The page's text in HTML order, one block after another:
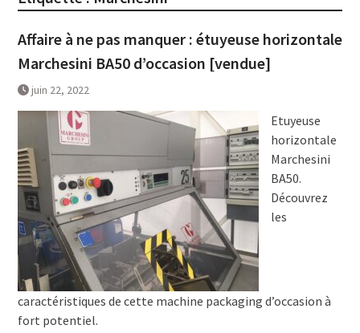
Affaire à ne pas manquer : étuyeuse horizontale
Marchesini BA50 d’occasion [vendue]
juin 22, 2022
Etuyeuse
horizontale
Marchesini
BA50.
Découvrez
les
caractéristiques de cette machine packaging d’occasion à
fort potentiel.